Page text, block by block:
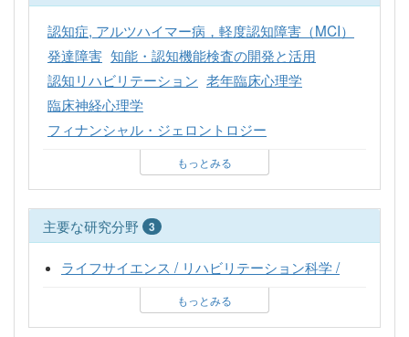
認知症, アルツハイマー病，軽度認知障害（MCI）
発達障害 知能・認知機能検査の開発と活用
認知リハビリテーション 老年臨床心理学
臨床神経心理学
フィナンシャル・ジェロントロジー
もっとみる
主要な研究分野 3
ライフサイエンス / リハビリテーション科学 /
もっとみる